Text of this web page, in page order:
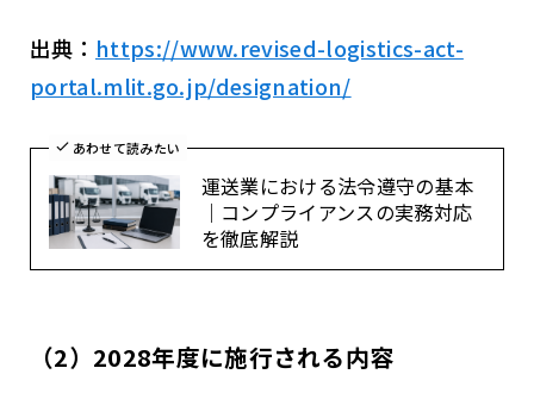
出典： https://www.revised-logistics-act-
portal.mlit.go.jp/designation/
あわせて読みたい
運送業における法令遵守の基本
｜コンプライアンスの実務対応
を徹底解説
（2）2028年度に施行される内容